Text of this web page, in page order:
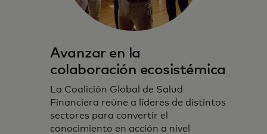
Avanzar en la
colaboración ecosistémica
La Coalición Global de Salud
Financiera reúne a líderes de distintos
sectores para convertir el
conocimiento en acción a nivel